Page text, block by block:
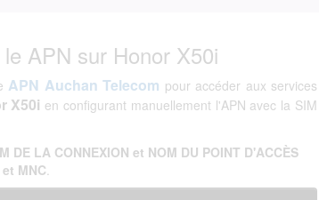
APN sur Honor X50i
APN Auchan Telecom pour accéder aux services
X50i en configurant manuellement l'APN avec la SIM
DE LA CONNEXION et NOM DU POINT D'ACCÈS
MNC.